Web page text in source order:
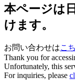
本ページは
けます。
お問い合わせはこ
Thank you for
Unfortunately, this
For inquiries, please